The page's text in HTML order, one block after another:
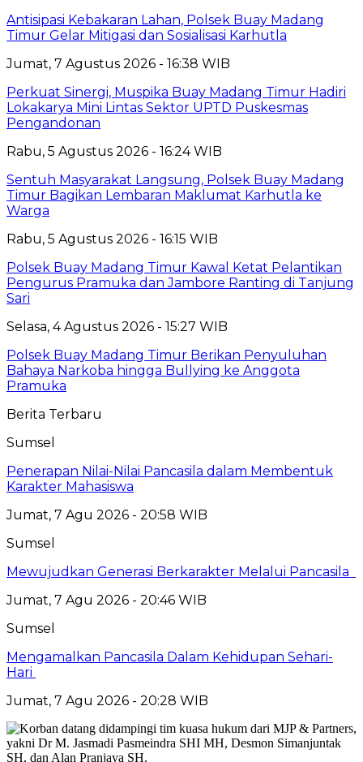
Antisipasi Kebakaran Lahan, Polsek Buay Madang
Timur Gelar Mitigasi dan Sosialisasi Karhutla
Jumat, 7 Agustus 2026 - 16:38 WIB
Perkuat Sinergi, Muspika Buay Madang Timur Hadiri
Lokakarya Mini Lintas Sektor UPTD Puskesmas
Pengandonan
Rabu, 5 Agustus 2026 - 16:24 WIB
Sentuh Masyarakat Langsung, Polsek Buay Madang
Timur Bagikan Lembaran Maklumat Karhutla ke
Warga
Rabu, 5 Agustus 2026 - 16:15 WIB
Polsek Buay Madang Timur Kawal Ketat Pelantikan
Pengurus Pramuka dan Jambore Ranting di Tanjung
Sari
Selasa, 4 Agustus 2026 - 15:27 WIB
Polsek Buay Madang Timur Berikan Penyuluhan
Bahaya Narkoba hingga Bullying ke Anggota
Pramuka
Berita Terbaru
Sumsel
Penerapan Nilai-Nilai Pancasila dalam Membentuk
Karakter Mahasiswa
Jumat, 7 Agu 2026 - 20:58 WIB
Sumsel
Mewujudkan Generasi Berkarakter Melalui Pancasila
Jumat, 7 Agu 2026 - 20:46 WIB
Sumsel
Mengamalkan Pancasila Dalam Kehidupan Sehari-
Hari
Jumat, 7 Agu 2026 - 20:28 WIB